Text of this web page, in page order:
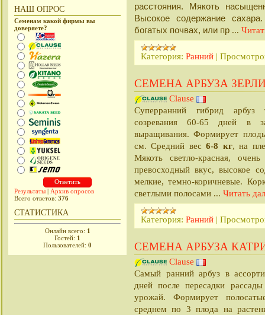
НАШ ОПРОС
Семенам какой фирмы вы
доверяете?
Результаты | Архив опросов
Всего ответов: 376
СТАТИСТИКА
Онлайн всего: 1
Гостей: 1
Пользователей: 0
расстояния. Мякоть
Высокое содержание
богатых почвах, или пр ...
Категория: Ранний |
СЕМЕНА АРБУЗА
Clause
Суперранний гибрид
созревания 60-65 дней в
выращивания. Формирует
см. Средний вес6-8 кг, на
Мякоть светло-красная,
превосходный вкус, высокое
мелкие, темно-коричневые.
светлыми полосами ... Читать
Категория: Ранний |
СЕМЕНА АРБУЗА
Clause
Самый ранний арбуз в
дней после пересадки
урожай. Формирует
среднем по 3 плода на